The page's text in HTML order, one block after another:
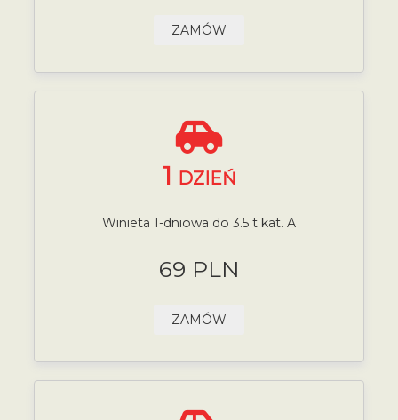
ZAMÓW
1 DZIEŃ
Winieta 1-dniowa do 3.5 t kat. A
69 PLN
ZAMÓW